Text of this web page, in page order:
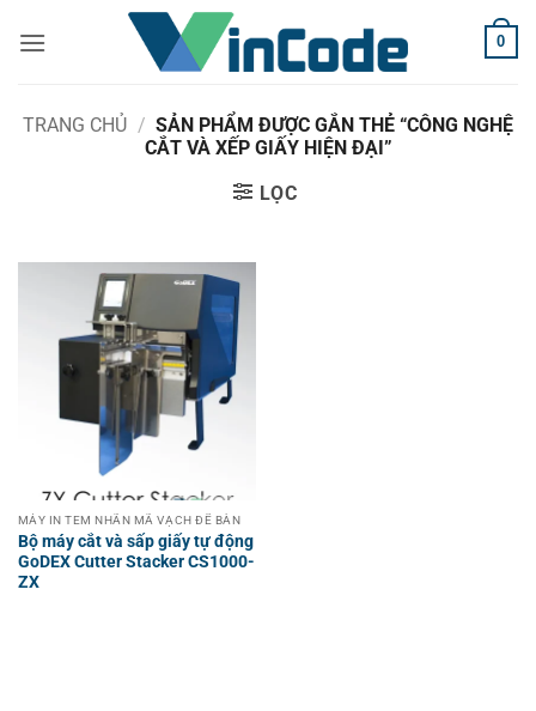
qua
0
TRANG CHỦ / SẢN PHẨM ĐƯỢC GẮN THẺ “CÔNG NGHỆ
CẮT VÀ XẾP GIẤY HIỆN ĐẠI”
LỌC
MÁY IN TEM NHÃN MÃ VẠCH ĐỂ BÀN
Bộ máy cắt và sấp giấy tự động
GoDEX Cutter Stacker CS1000-
ZX